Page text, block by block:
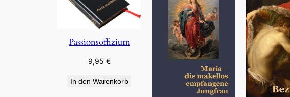
Passionsoffizium
9,95 €
In den Warenkorb